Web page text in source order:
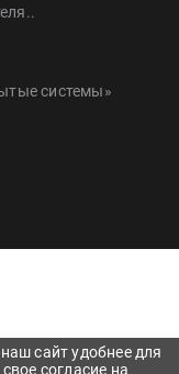
системы»
сайт удобнее для
согласие на